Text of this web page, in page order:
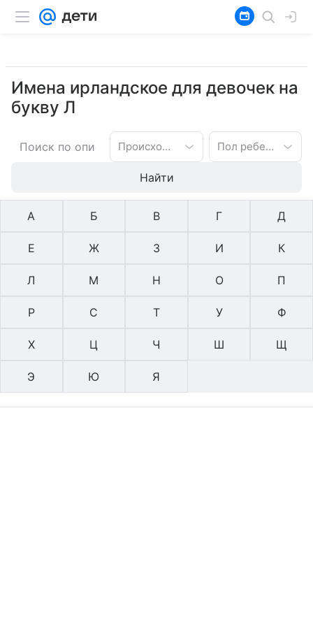
Имена ирландское для девочек на
букву Л
Происхождение имени Пол ребенка
Найти
А Б В Г Д
Е Ж З И К
Л М Н О П
Р С Т У Ф
Х Ц Ч Ш Щ
Э Ю Я